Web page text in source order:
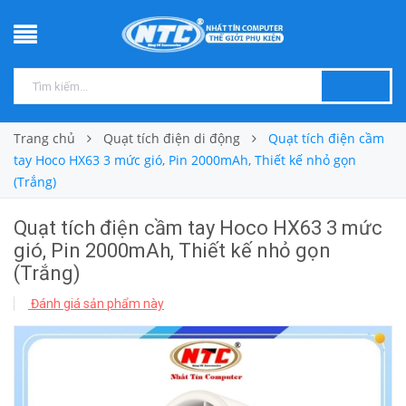
Trang chủ Quạt tích điện di động
Quạt tích điện cầm
tay Hoco HX63 3 mức gió, Pin 2000mAh, Thiết kế nhỏ gọn
(Trắng)
Quạt tích điện cầm tay Hoco HX63 3 mức
gió, Pin 2000mAh, Thiết kế nhỏ gọn
(Trắng)
Đánh giá sản phẩm này